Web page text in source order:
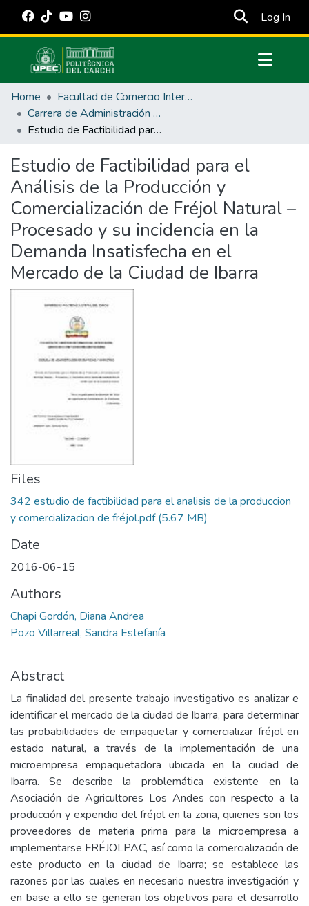
Log In
Communities & Collections
All of DSpace
Statistics
Estadísticas Externas
Manuales
Home
Facultad de Comercio Internacional, Integración, Administración y Economía Empresarial
Carrera de Administración de Empresas y Marketing
Estudio de Factibilidad para el Análisis de la Producción y Comercialización de Fréjol Natural – Procesado y su incidencia en la Demanda Insatisfecha en el Mercado de la Ciudad de Ibarra
Estudio de Factibilidad para el
Análisis de la Producción y
Comercialización de Fréjol Natural –
Procesado y su incidencia en la
Demanda Insatisfecha en el
Mercado de la Ciudad de Ibarra
Files
342 estudio de factibilidad para el analisis de la produccion
y comercializacion de fréjol.pdf(5.67 MB)
Date
2016-06-15
Authors
Chapi Gordón, Diana Andrea
Pozo Villarreal, Sandra Estefanía
Abstract
La finalidad del presente trabajo investigativo es analizar e
identificar el mercado de la ciudad de Ibarra, para determinar
las probabilidades de empaquetar y comercializar fréjol en
estado natural, a través de la implementación de una
microempresa empaquetadora ubicada en la ciudad de
Ibarra. Se describe la problemática existente en la
Asociación de Agricultores Los Andes con respecto a la
producción y expendio del fréjol en la zona, quienes son los
proveedores de materia prima para la microempresa a
implementarse FRÉJOLPAC, así como la comercialización de
este producto en la ciudad de Ibarra; se establece las
razones por las cuales en necesario nuestra investigación y
en base a ello se generan los objetivos para el desarrollo